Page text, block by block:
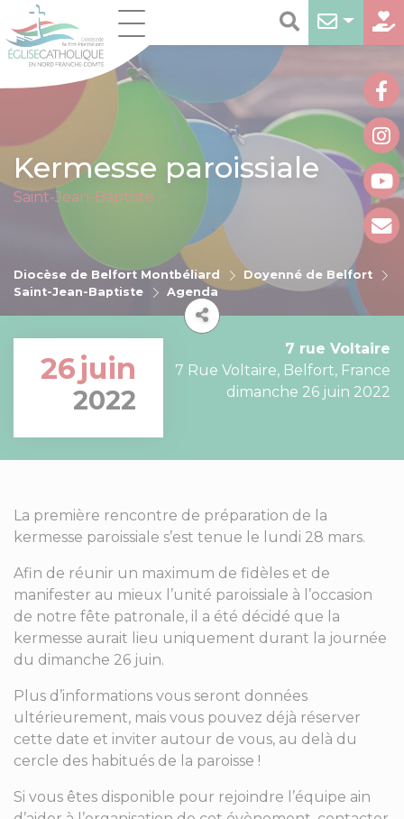
Kermesse paroissiale
Saint-Jean-Baptiste
Diocèse de Belfort Montbéliard
Doyenné de Belfort
Saint-Jean-Baptiste
Agenda
26juin
2022
7 rue Voltaire
7 Rue Voltaire, Belfort, France
dimanche 26 juin 2022
La première rencontre de préparation de la
kermesse paroissiale s’est tenue le lundi 28 mars.
Afin de réunir un maximum de fidèles et de
manifester au mieux l’unité paroissiale à l’occasion
de notre fête patronale, il a été décidé que la
kermesse aurait lieu uniquement durant la journée
du dimanche 26 juin.
Plus d’informations vous seront données
ultérieurement, mais vous pouvez déjà réserver
cette date et inviter autour de vous, au delà du
cercle des habitués de la paroisse !
Si vous êtes disponible pour rejoindre l’équipe ain